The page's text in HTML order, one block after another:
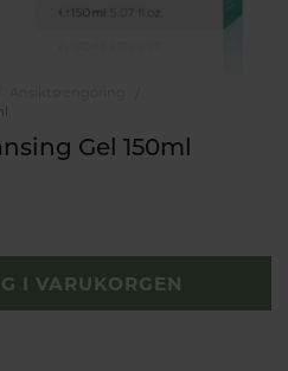
Gel 150ml
I VARUKORGEN